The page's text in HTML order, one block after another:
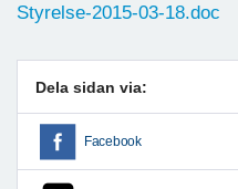
Styrelse-2015-03-18.doc
Dela sidan via:
Facebook